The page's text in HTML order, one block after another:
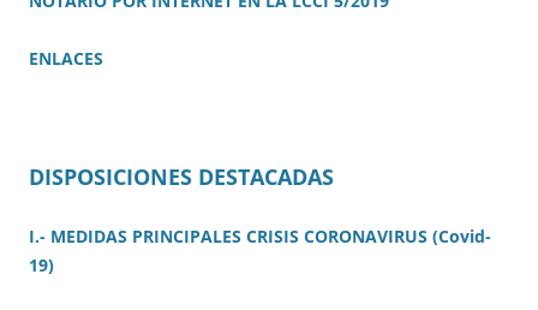
ENLACES
DISPOSICIONES DESTACADAS
I.- MEDIDAS PRINCIPALES CRISIS CORONAVIRUS (Covid-
19)